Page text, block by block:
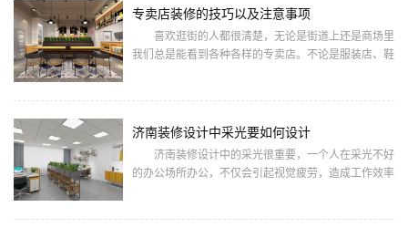
专卖店装修的技巧以及注意事项
喜欢逛街的人都很清楚，无论是街道上还是商场里
我们总是能看到各种各样的专卖店。不论是服装店、鞋
济南装修设计中采光要如何设计
济南装修设计中的采光很重要，一个人在采光不好
的办公场所办公，不仅会引起视觉疲劳，造成工作效率